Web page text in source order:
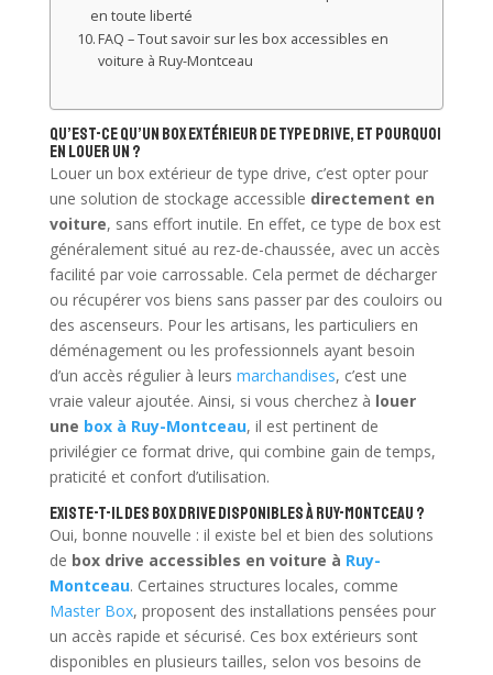
en toute liberté
FAQ – Tout savoir sur les box accessibles en
voiture à Ruy-Montceau
Qu’est-ce qu’un box extérieur de type drive, et pourquoi
en louer un ?
Louer un box extérieur de type drive, c’est opter pour
une solution de stockage accessible directement en
voiture, sans effort inutile. En effet, ce type de box est
généralement situé au rez-de-chaussée, avec un accès
facilité par voie carrossable. Cela permet de décharger
ou récupérer vos biens sans passer par des couloirs ou
des ascenseurs. Pour les artisans, les particuliers en
déménagement ou les professionnels ayant besoin
d’un accès régulier à leurs marchandises, c’est une
vraie valeur ajoutée. Ainsi, si vous cherchez à louer
une box à Ruy-Montceau, il est pertinent de
privilégier ce format drive, qui combine gain de temps,
praticité et confort d’utilisation.
Existe-t-il des box drive disponibles à Ruy-Montceau ?
Oui, bonne nouvelle : il existe bel et bien des solutions
de box drive accessibles en voiture à Ruy-
Montceau. Certaines structures locales, comme
Master Box, proposent des installations pensées pour
un accès rapide et sécurisé. Ces box extérieurs sont
disponibles en plusieurs tailles, selon vos besoins de